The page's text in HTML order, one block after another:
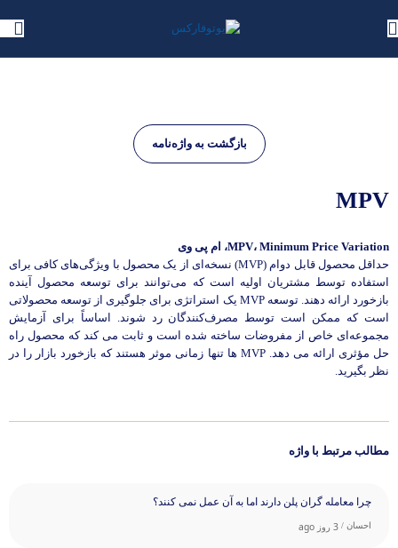
بازگشت به واژه‌نامه
MPV
MPV، Minimum Price Variation، ام پی وی
حداقل محصول قابل دوام (MVP) نسخه‌ای از یک محصول با ویژگی‌های کافی برای
استفاده توسط مشتریان اولیه است که می‌توانند برای توسعه محصول آینده
بازخورد ارائه دهند. توسعه MVP یک استراتژی برای جلوگیری از توسعه محصولاتی
است که ممکن است توسط مصرف‌کنندگان رد شوند. اساساً برای آزمایش
مجموعه‌ای خاص از مفروضات ساخته شده است و ثابت می کند که محصول راه
حل مؤثری ارائه می دهد. MVP ها تنها زمانی موثر هستند که بازخورد بازار را در
نظر بگیرید.
مطالب مرتبط با واژه
چرا معامله ‌گران پلن دارند اما به آن عمل نمی ‌کنند؟
احسان / 3 روز ago